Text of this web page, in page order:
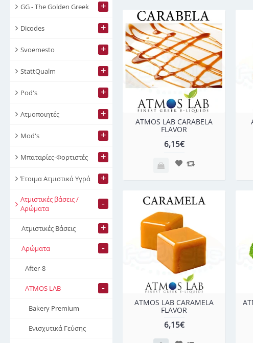
GG - The Golden Greek +
Dicodes +
Svoemesto +
StattQualm +
Pod's +
Ατμοποιητές +
Mod's +
Μπαταρίες-Φορτιστές +
Έτοιμα Ατμιστικά Υγρά +
Ατμιστικές βάσεις /
Αρώματα
-
Ατμιστικές Βάσεις +
Αρώματα -
After-8
ATMOS LAB -
Bakery Premium
Ενισχυτικά Γεύσης
ATMOS LAB CARABELA
FLAVOR
6,15€
ATMOS LAB CARAMELA
FLAVOR
6,15€